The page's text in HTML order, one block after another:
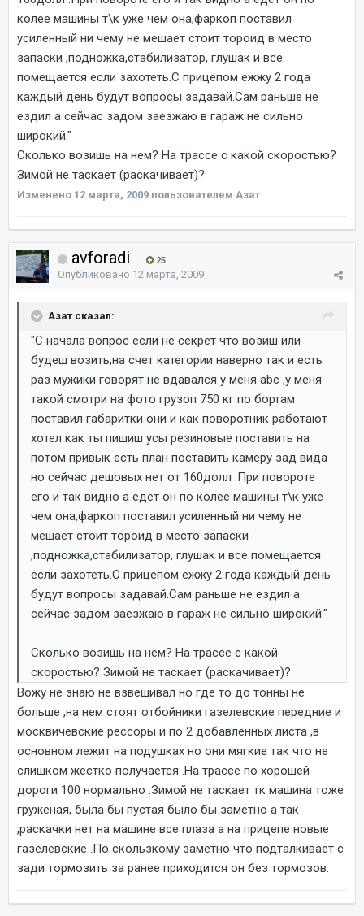
колее машины т\к уже чем она,фаркоп поставил
усиленный ни чему не мешает стоит тороид в место
запаски ,подножка,стабилизатор, глушак и все
помещается если захотеть.С прицепом ежжу 2 года
каждый день будут вопросы задавай.Сам раньше не
ездил а сейчас задом заезжаю в гараж не сильно
широкий."
Сколько возишь на нем? На трассе с какой скоростью?
Зимой не таскает (раскачивает)?
Изменено 12 марта, 2009 пользователем Азат
avforadi 25
Опубликовано 12 марта, 2009
Азат сказал:
"С начала вопрос если не секрет что возиш или
будеш возить,на счет категории наверно так и есть
раз мужики говорят не вдавался у меня abc ,у меня
такой смотри на фото грузоп 750 кг по бортам
поставил габаритки они и как поворотник работают
хотел как ты пишиш усы резиновые поставить на
потом привык есть план поставить камеру зад вида
но сейчас дешовых нет от 160долл .При повороте
его и так видно а едет он по колее машины т\к уже
чем она,фаркоп поставил усиленный ни чему не
мешает стоит тороид в место запаски
,подножка,стабилизатор, глушак и все помещается
если захотеть.С прицепом ежжу 2 года каждый день
будут вопросы задавай.Сам раньше не ездил а
сейчас задом заезжаю в гараж не сильно широкий."
Сколько возишь на нем? На трассе с какой
скоростью? Зимой не таскает (раскачивает)?
Вожу не знаю не взвешивал но где то до тонны не
больше ,на нем стоят отбойники газелевские передние и
москвичевские рессоры и по 2 добавленных листа ,в
основном лежит на подушках но они мягкие так что не
слишком жестко получается .На трассе по хорошей
дороги 100 нормально .Зимой не таскает тк машина тоже
груженая, была бы пустая было бы заметно а так
,раскачки нет на машине все плаза а на прицепе новые
газелевские .По скользкому заметно что подталкивает с
зади тормозить за ранее приходится он без тормозов.